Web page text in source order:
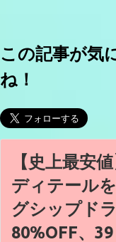
この記事が気
ね！
【史上最安
ディテール
グシップド
80%OFF、